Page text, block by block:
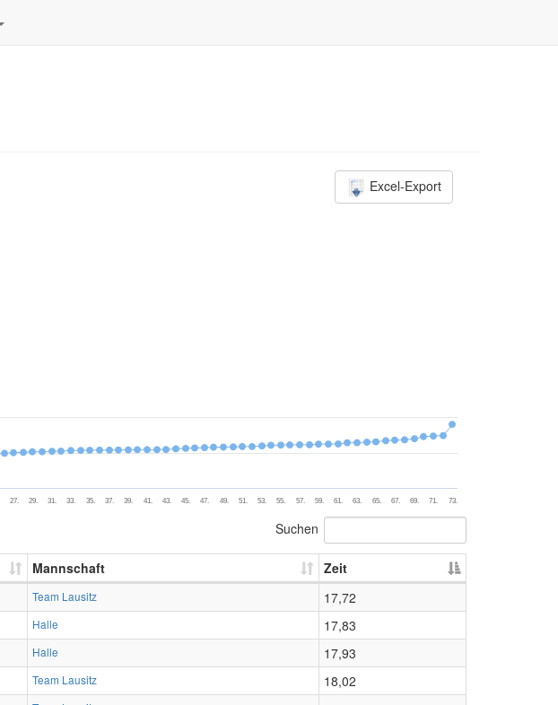
Excel-Export
27. 29. 31. 33. 35. 37. 39. 41. 43. 45. 47. 49. 51. 53. 55. 57. 59. 61. 63. 65. 67. 69. 71. 73.
Suchen
Mannschaft
Zeit
Team Lausitz
17,72
Halle
17,83
Halle
17,93
Team Lausitz
18,02